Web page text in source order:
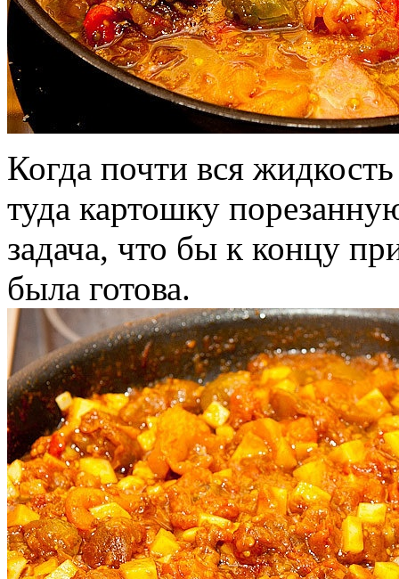
Когда почти вся
туда картошку
задача, что бы к концу
была готова.